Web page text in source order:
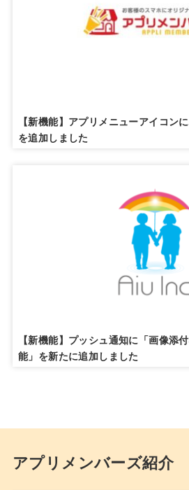
【新機能】アプリメニューアイコン
を追加しました
【新機能】プッシュ通知に「画像添
能」を新たに追加しました
アプリメンバーズ紹介